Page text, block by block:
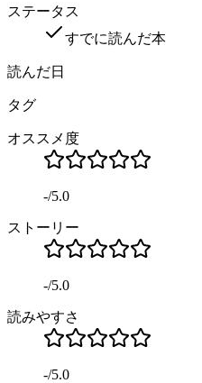
ステータス
すでに読んだ本
読んだ日
タグ
オススメ度
-/5.0
ストーリー
-/5.0
読みやすさ
-/5.0